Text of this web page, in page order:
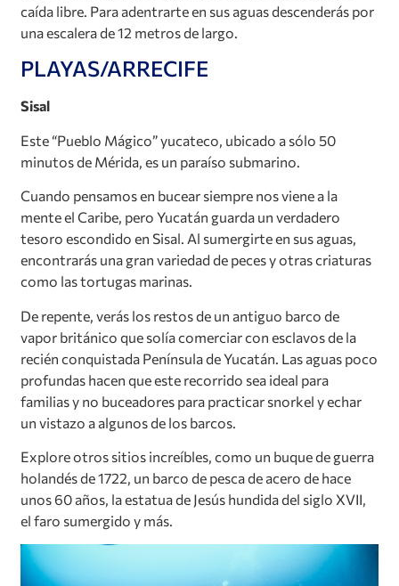
caída libre. Para adentrarte en sus aguas descenderás por
una escalera de 12 metros de largo.
PLAYAS/ARRECIFE
Sisal
Este “Pueblo Mágico” yucateco, ubicado a sólo 50
minutos de Mérida, es un paraíso submarino.
Cuando pensamos en bucear siempre nos viene a la
mente el Caribe, pero Yucatán guarda un verdadero
tesoro escondido en Sisal. Al sumergirte en sus aguas,
encontrarás una gran variedad de peces y otras criaturas
como las tortugas marinas.
De repente, verás los restos de un antiguo barco de
vapor británico que solía comerciar con esclavos de la
recién conquistada Península de Yucatán. Las aguas poco
profundas hacen que este recorrido sea ideal para
familias y no buceadores para practicar snorkel y echar
un vistazo a algunos de los barcos.
Explore otros sitios increíbles, como un buque de guerra
holandés de 1722, un barco de pesca de acero de hace
unos 60 años, la estatua de Jesús hundida del siglo XVII,
el faro sumergido y más.